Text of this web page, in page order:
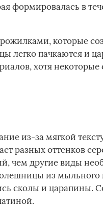
формировалась в
которые
легко пачкаются и
хотя
из-за мягкой
разных оттенков
чем другие виды
из
сколы и царапины.